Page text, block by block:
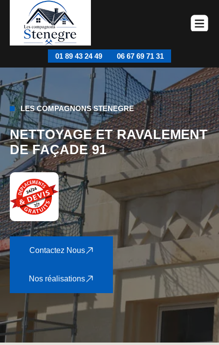
01 89 43 24 49 06 67 69 71 31
LES COMPAGNONS STENEGRE
NETTOYAGE ET RAVALEMENT
DE FAÇADE 91
Contactez Nous
Nos réalisations